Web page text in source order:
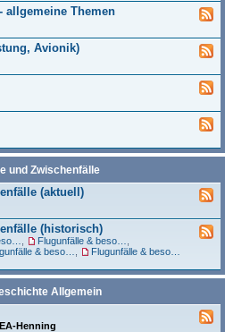
allgemeine Themen
Avionik)
und Zwischenfälle
(aktuell)
(historisch)
Allgemein
EA-Henning